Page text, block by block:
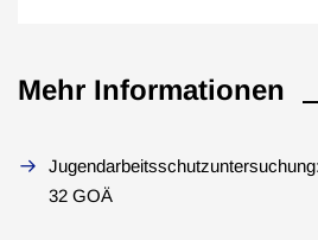
Mehr Informationen
32 GOÄ